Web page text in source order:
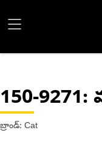
150-9271:
బ్రాండ్: Cat